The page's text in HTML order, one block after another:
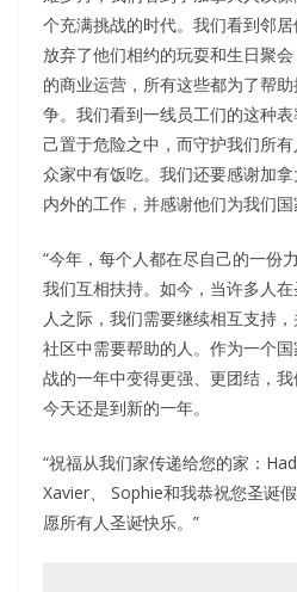
个充满挑战的时代。我们看到邻
放弃了他们相约的玩耍和生日聚
的商业运营，所有这些都为了帮
争。我们看到一线员工们的这种
己置于危险之中，而守护我们所
众家中有饭吃。我们还要感谢加
内外的工作，并感谢他们为我们国
“今年，每个人都在尽自己的一份
我们互相扶持。如今，当许多人
人之际，我们需要继续相互支持
社区中需要帮助的人。作为一个
战的一年中变得更强、更团结，
今天还是到新的一年。
“祝福从我们家传递给您的家：
Xavier、 Sophie和我恭祝您圣诞
愿所有人圣诞快乐。”